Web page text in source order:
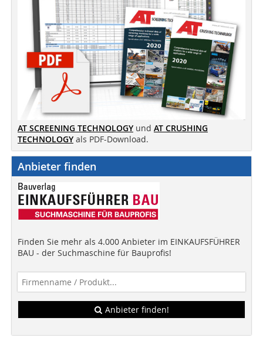
AT SCREENING TECHNOLOGY und AT CRUSHING
TECHNOLOGY als PDF-Download.
Anbieter finden
Finden Sie mehr als 4.000 Anbieter im EINKAUFSFÜHRER
BAU - der Suchmaschine für Bauprofis!
Anbieter finden!